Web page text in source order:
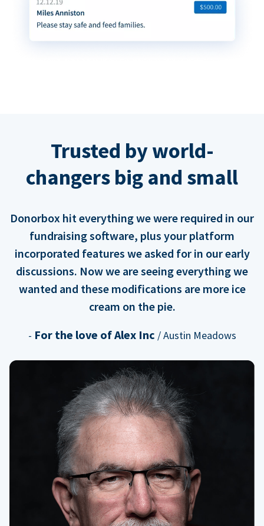
Trusted by world-
changers big and small
Donorbox hit everything we were required in our
fundraising software, plus your platform
incorporated features we asked for in our early
discussions. Now we are seeing everything we
wanted and these modifications are more ice
cream on the pie.
- For the love of Alex Inc / Austin Meadows